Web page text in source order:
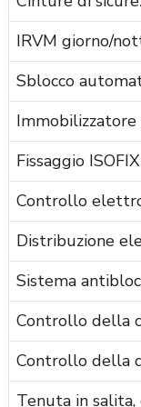
IRVM giorno/
Sblocco
Immobilizzatore
Fissaggio ISOFIX
Controllo
Distribuzione
Sistema
Controllo della
Controllo della
Tenuta in